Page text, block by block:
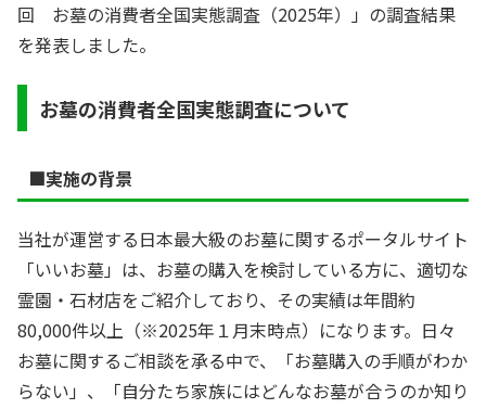
回 お墓の消費者全国実態調査（2025年）」の調査結果
を発表しました。
お墓の消費者全国実態調査について
■実施の背景
当社が運営する日本最大級のお墓に関するポータルサイト
「いいお墓」は、お墓の購入を検討している方に、適切な
霊園・石材店をご紹介しており、その実績は年間約
80,000件以上（※2025年１月末時点）になります。日々
お墓に関するご相談を承る中で、「お墓購入の手順がわか
らない」、「自分たち家族にはどんなお墓が合うのか知り